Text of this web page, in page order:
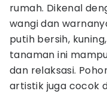
rumah. Dikenal
wangi dan
putih bersih,
tanaman ini
dan relaksasi.
artistik juga cocok